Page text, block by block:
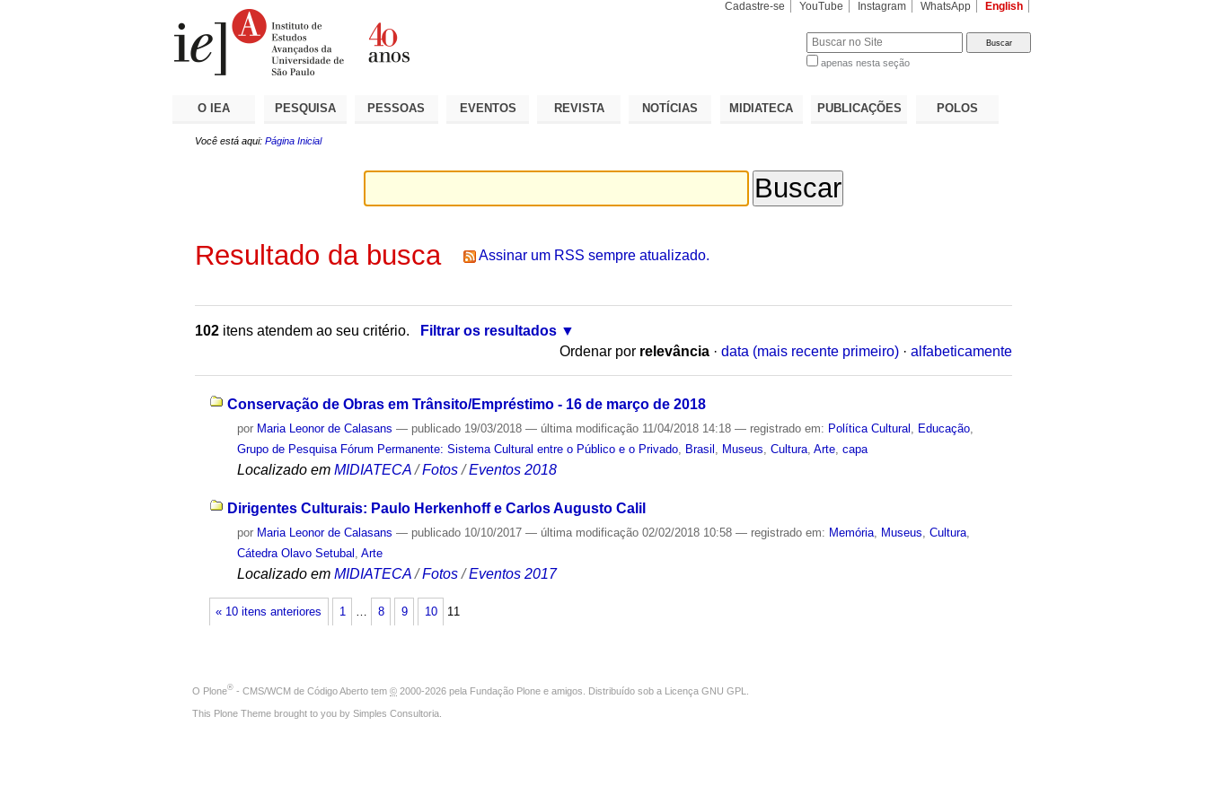
Cadastre-se YouTube Instagram WhatsApp English
apenas nesta seção
O IEA PESQUISA PESSOAS EVENTOS REVISTA NOTÍCIAS MIDIATECA PUBLICAÇÕES POLOS
Você está aqui: Página Inicial
Resultado da busca Assinar um RSS sempre atualizado.
102 itens atendem ao seu critério.
Filtrar os resultados
Ordenar por relevância · data (mais recente primeiro) · alfabeticamente
Conservação de Obras em Trânsito/Empréstimo - 16 de março de 2018
por Maria Leonor de Calasans — publicado 19/03/2018— última modificação 11/04/2018 14:18— registrado em: Política Cultural Educação
Grupo de Pesquisa Fórum Permanente: Sistema Cultural entre o Público e o Privado
Brasil Museus ,Cultura ,Arte ,capa
Localizado em MIDIATECA /Fotos /Eventos 2018
Dirigentes Culturais: Paulo Herkenhoff e Carlos Augusto Calil
por Maria Leonor de Calasans — publicado 10/10/2017— última modificação 02/02/2018 10:58— registrado em: Memória Museus ,Cultura
Cátedra Olavo Setubal ,Arte
Localizado em MIDIATECA /Fotos /Eventos 2017
« 10 itens anteriores 1 8 9 10 11
O Plone® - CMS/WCM de Código Aberto tem © 2000-2026 pela Fundação Plone e amigos. Distribuído sob a Licença GNU GPL
This Plone Theme brought to you by Simples Consultoria